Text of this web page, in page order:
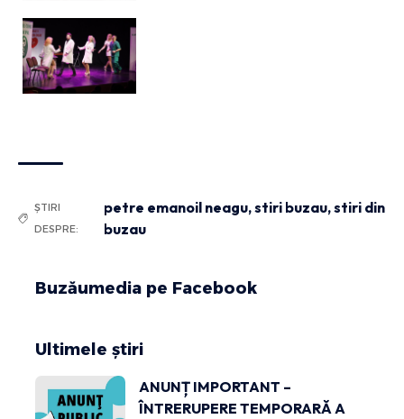
ȘTIRI
DESPRE:
petre emanoil neagu,stiri buzau,stiri din
buzau
Buzăumedia pe Facebook
Ultimele știri
ANUNȚ IMPORTANT –
ÎNTRERUPERE TEMPORARĂ A